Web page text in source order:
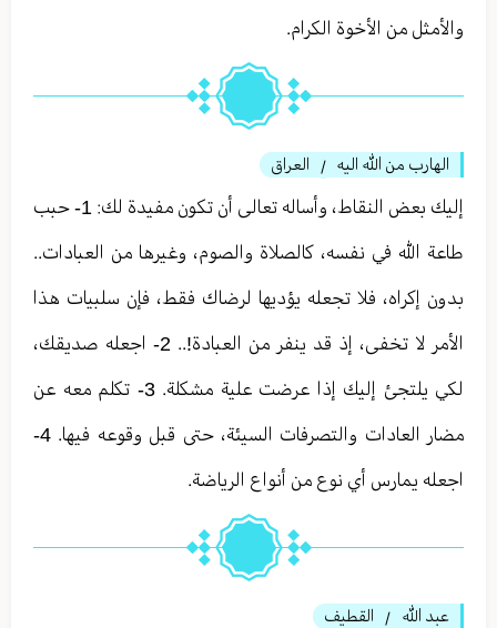
والأمثل من الأخوة الكرام.
الهارب من الله اليه / العراق
إليك بعض النقاط، وأساله تعالى أن تكون مفيدة لك: 1- حبب
طاعة الله في نفسه، كالصلاة والصوم، وغيرها من العبادات..
بدون إكراه، فلا تجعله يؤديها لرضاك فقط، فإن سلبيات هذا
الأمر لا تخفى، إذ قد ينفر من العبادة!.. 2- اجعله صديقك،
لكي يلتجئ إليك إذا عرضت علية مشكلة. 3- تكلم معه عن
مضار العادات والتصرفات السيئة، حتى قبل وقوعه فيها. 4-
اجعله يمارس أي نوع من أنواع الرياضة.
عبد الله / القطيف